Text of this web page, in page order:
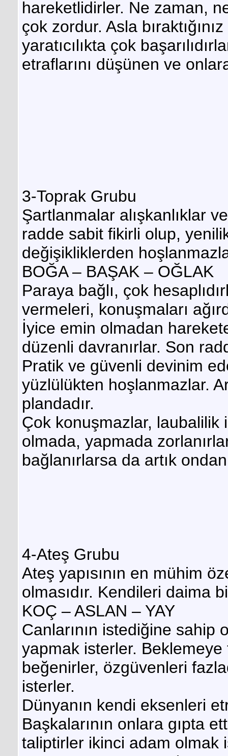
hareketlidirler. Ne zaman,
çok zordur. Asla
yaratıcılıkta çok
etraflarını düşünen ve
3-Toprak Grubu
Şartlanmalar alışkanlıklar
radde sabit fikirli olup,
değişikliklerden
BOĞA – BAŞAK – OĞLAK
Paraya bağlı, çok
vermeleri, konuşmaları
İyice emin olmadan
düzenli davranırlar. Son
Pratik ve güvenli devinim
yüzlülükten hoşlanmazlar.
plandadır.
Çok konuşmazlar, laubalilik
olmada, yapmada
bağlanırlarsa da artık
4-Ateş Grubu
Ateş yapısının en mühim
olmasıdır. Kendileri daima
KOÇ – ASLAN – YAY
Canlarının istediğine sahip
yapmak isterler.
beğenirler, özgüvenleri
isterler.
Dünyanın kendi eksenleri
Başkalarının onlara gıpta
taliptirler ikinci adam olmak